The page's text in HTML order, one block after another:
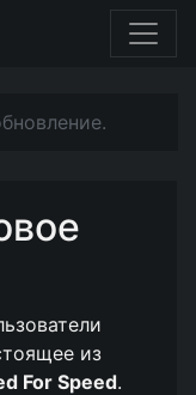
из
For Speed.